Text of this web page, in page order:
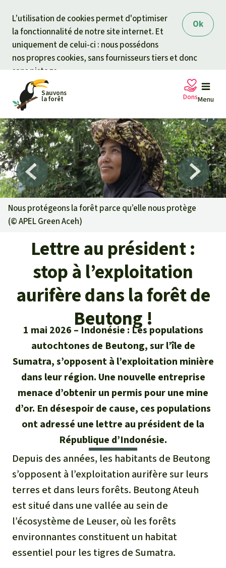
Ok
L’utilisation de cookies permet d'optimiser
la fonctionnalité de notre site internet. Et
uniquement de celui-ci : nous possédons
nos propres cookies, sans fournisseurs tiers et donc
sans pistage.
Sauvons
la forêt Menu
Pétitions
Projets
Informations
Pour approfondir
Actualités
Succès
Lettre d'information
Thématiques
Climat et forêt tropicale
La biodiversité
L'huile de palme
Les aires protégées
Le bois tropical
Les biocarburants
L’aluminium
L'élevage industriel
L'or
L'accaparement des terres
Sauvons la forêt
Qui sommes-nous ?
Nous contacter
Transparence
Questions fréquentes
Rapports annuels
Mentions légales
Médias
Communiqués
Dans la presse
Recherche
Deutsch
English
Español
Italiano
Português
Indonesia
Dons
Votre soutien est capital
Don général
Fonds d'urgence
Certificats de don
Questions & réponses
Don pour un thème
Protection des animaux
Protection des forêts tropicales
Soutien aux activistes
Don pour une région
Asie du Sud-Est
Afrique
Amérique latine
Nous protégeons la forêt parce qu’elle nous protège
(©APEL Green Aceh)
Lettre au président :
stop à l’exploitation
aurifère dans la forêt de
Beutong !
1 mai 2026
Indonésie : Les populations
autochtones de Beutong, sur l’île de
Sumatra, s’opposent à l’exploitation minière
dans leur région. Une nouvelle entreprise
menace d’obtenir un permis pour une mine
d’or. En désespoir de cause, ces populations
ont adressé une lettre au président de la
République d’Indonésie.
Depuis des années, les habitants de Beutong
s’opposent à l’exploitation aurifère sur leurs
terres et dans leurs forêts. Beutong Ateuh
est situé dans une vallée au sein de
l’écosystème de Leuser, où les forêts
environnantes constituent un habitat
essentiel pour les tigres de Sumatra.